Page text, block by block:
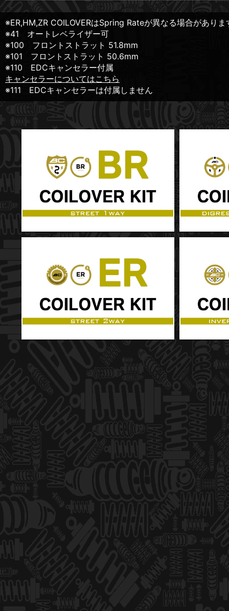
※ER,HM,ZR COILOVERはSpring Rateが異なる場合があり
※41 オートレベライザー可
※100 フロントストラット 51.8mm
※101 フロントストラット 50.6mm
※110 EDCキャンセラー付属
キャンセラーについてはこちら
※111 EDCキャンセラーは付属しません